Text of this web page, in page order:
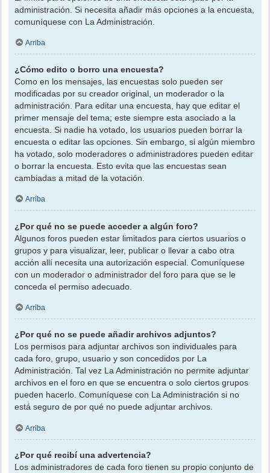
administración. Si necesita añadir más opciones a la encuesta,
comuníquese con La Administración.
Arriba
¿Cómo edito o borro una encuesta?
Como en los mensajes, las encuestas solo pueden ser
modificadas por su creador original, un moderador o la
administración. Para editar una encuesta, hay que editar el
primer mensaje del tema; este siempre esta asociado a la
encuesta. Si nadie ha votado, los usuarios pueden borrar la
encuesta o editar las opciones. Sin embargo, si algún miembro
ha votado, solo moderadores o administradores pueden editar
o borrar la encuesta. Esto evita que las encuestas sean
cambiadas a mitad de la votación.
Arriba
¿Por qué no se puede acceder a algún foro?
Algunos foros pueden estar limitados para ciertos usuarios o
grupos y para visualizar, leer, publicar o llevar a cabo otra
acción allí necesita una autorización especial. Comuníquese
con un moderador o administrador del foro para que se le
conceda el permiso adecuado.
Arriba
¿Por qué no se puede añadir archivos adjuntos?
Los permisos para adjuntar archivos son individuales para
cada foro, grupo, usuario y son concedidos por La
Administración. Tal vez La Administración no permite adjuntar
archivos en el foro en que se encuentra o solo ciertos grupos
pueden hacerlo. Comuníquese con La Administración si no
está seguro de por qué no puede adjuntar archivos.
Arriba
¿Por qué recibí una advertencia?
Los administradores de cada foro tienen su propio conjunto de